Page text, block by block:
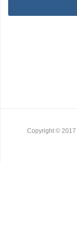
Copyright © 2017